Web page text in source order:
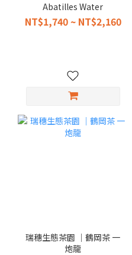
Abatilles Water
NT$1,740 ~ NT$2,160
瑞穗生態茶園 │鶴岡茶 一
炮龍